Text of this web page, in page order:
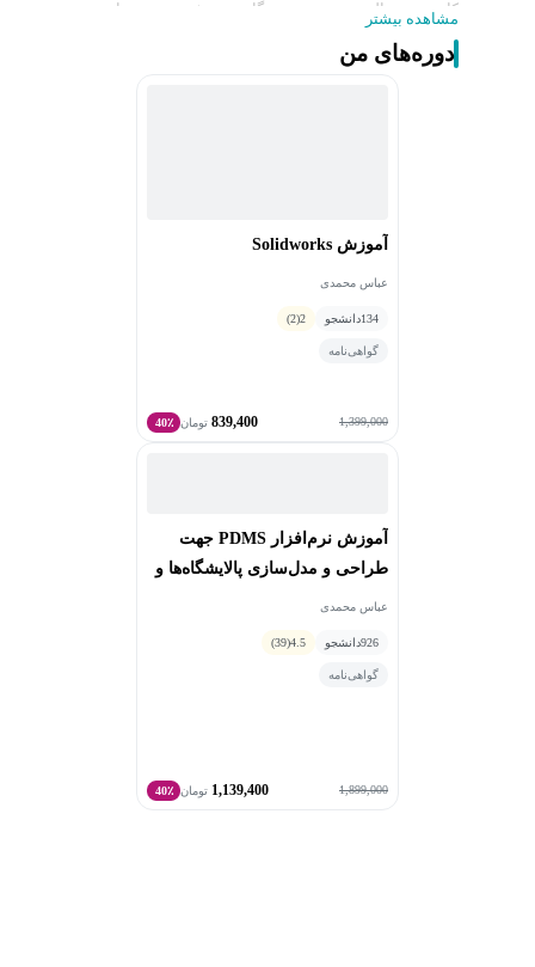
کاری چند ساله در صنعت نفت، گاز و پتروشیمی، به‌عنوان
مهندس طراح پایپینگ در شرکت‌های معتبر طراحی، ادمین تیم
همراه آنالیز خطوط پایپینگ و زبان های برنامه نویسی
تخصصی مانند MATLAB و PYTHON است.
مشاهده بیشتر
دوره‌های من
آموزش Solidworks
عباس محمدی
134دانشجو 2
(2)
گواهی‌نامه
1,399,000
839,400 تومان 40٪
آموزش نرم‌افزار PDMS جهت
طراحی و مدل‌سازی پالایشگاه‌ها و
پتروشیمی‌ها - مقدماتی
عباس محمدی
926دانشجو 4.5
(39)
گواهی‌نامه
1,899,000
1,139,400 تومان 40٪